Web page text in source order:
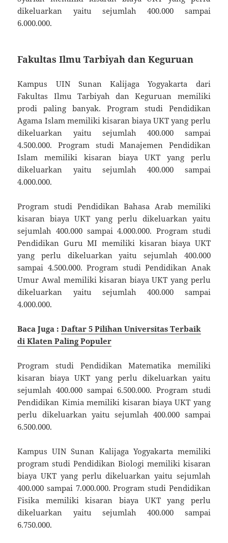
dikeluarkan yaitu sejumlah 400.000 sampai
6.000.000.
Fakultas Ilmu Tarbiyah dan Keguruan
Kampus UIN Sunan Kalijaga Yogyakarta dari
Fakultas Ilmu Tarbiyah dan Keguruan memiliki
prodi paling banyak. Program studi Pendidikan
Agama Islam memiliki kisaran biaya UKT yang perlu
dikeluarkan yaitu sejumlah 400.000 sampai
4.500.000. Program studi Manajemen Pendidikan
Islam memiliki kisaran biaya UKT yang perlu
dikeluarkan yaitu sejumlah 400.000 sampai
4.000.000.
Program studi Pendidikan Bahasa Arab memiliki
kisaran biaya UKT yang perlu dikeluarkan yaitu
sejumlah 400.000 sampai 4.000.000. Program studi
Pendidikan Guru MI memiliki kisaran biaya UKT
yang perlu dikeluarkan yaitu sejumlah 400.000
sampai 4.500.000. Program studi Pendidikan Anak
Umur Awal memiliki kisaran biaya UKT yang perlu
dikeluarkan yaitu sejumlah 400.000 sampai
4.000.000.
Baca Juga :Daftar 5 Pilihan Universitas Terbaik
di Klaten Paling Populer
Program studi Pendidikan Matematika memiliki
kisaran biaya UKT yang perlu dikeluarkan yaitu
sejumlah 400.000 sampai 6.500.000. Program studi
Pendidikan Kimia memiliki kisaran biaya UKT yang
perlu dikeluarkan yaitu sejumlah 400.000 sampai
6.500.000.
Kampus UIN Sunan Kalijaga Yogyakarta memiliki
program studi Pendidikan Biologi memiliki kisaran
biaya UKT yang perlu dikeluarkan yaitu sejumlah
400.000 sampai 7.000.000. Program studi Pendidikan
Fisika memiliki kisaran biaya UKT yang perlu
dikeluarkan yaitu sejumlah 400.000 sampai
6.750.000.